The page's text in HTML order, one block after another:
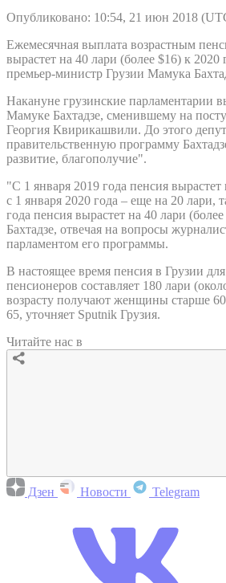
Опубликовано: 10:54, 21 июн 2018
Ежемесячная выплата возрастным
вырастет на 40 лари (более $16) к 2020
премьер-министр Грузии Мамука
Накануне грузинские парламентарии
Мамуке Бахтадзе, сменившему на
Георгия Квирикашвили. До этого
правительственную программу
развитие, благополучие".
"С 1 января 2019 года пенсия вырастет
с 1 января 2020 года – еще на 20 лари,
года пенсия вырастет на 40 лари
Бахтадзе, отвечая на вопросы
парламентом его программы.
В настоящее время пенсия в Грузии
пенсионеров составляет 180 лари
возрасту получают женщины старше
65, уточняет Sputnik Грузия.
Читайте нас в
Дзен Новости Telegram